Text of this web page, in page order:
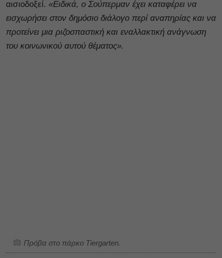
αισιοδοξεί. «Ειδικά, ο Σούπερμαν έχει καταφέρει να
εισχωρήσει στον δημόσιο διάλογο περί αναπηρίας και να
προτείνει μια ριζοσπαστική και εναλλακτική ανάγνωση
του κοινωνικού αυτού θέματος».
Πρόβα στο πάρκο Tiergarten.